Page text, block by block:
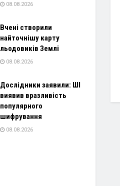
08.08.2026
Вчені створили
найточнішу карту
льодовиків Землі
08.08.2026
Дослідники заявили: ШІ
виявив вразливість
популярного
шифрування
08.08.2026